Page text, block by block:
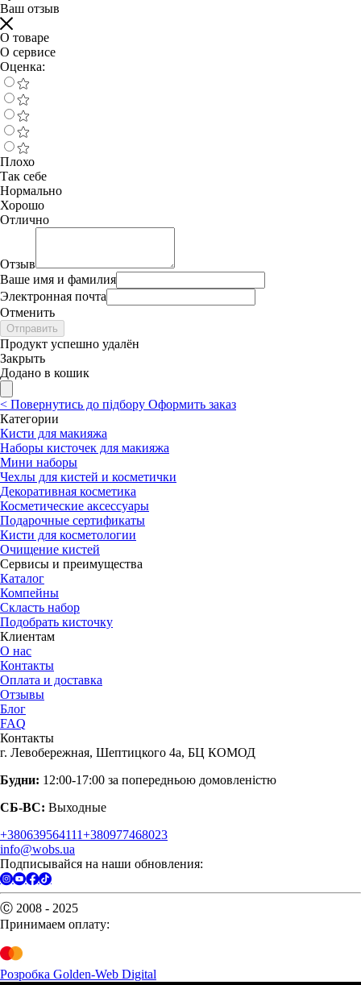
Ваш отзыв
О товаре
О сервисе
Оценка:
Плохо
Так себе
Нормально
Хорошо
Отлично
Отзыв
Ваше имя и фамилия
Электронная почта
Отменить
Отправить
Продукт успешно удалён
Закрыть
Додано в кошик
< Повернутись до підбору Оформить заказ
Категории
Кисти для макияжа
Наборы кисточек для макияжа
Мини наборы
Чехлы для кистей и косметички
Декоративная косметика
Косметические аксессуары
Подарочные сертификаты
Кисти для косметологии
Очищение кистей
Сервисы и преимущества
Каталог
Компейны
Скласть набор
Подобрать кисточку
Клиентам
О нас
Контакты
Оплата и доставка
Отзывы
Блог
FAQ
Контакты
г. Левобережная, Шептицкого 4а, БЦ КОМОД
Будни: 12:00-17:00 за попередньою домовленістю
СБ-ВС: Выходные
+380639564111+380977468023
info@wobs.ua
Подписывайся на наши обновления:
Ⓒ 2008 - 2025
Принимаем оплату:
Розробка Golden-Web Digital